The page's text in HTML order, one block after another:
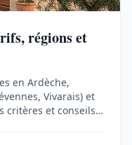
régions et
en Ardèche,
Vivarais) et
critères et conseils